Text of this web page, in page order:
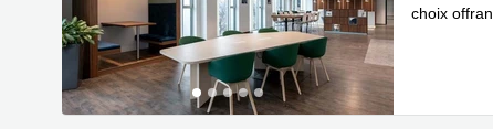
choix